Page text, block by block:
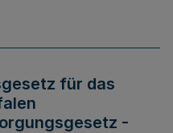
für das
-